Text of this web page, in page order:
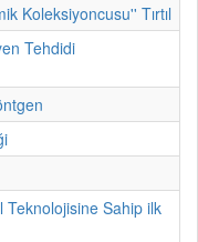
Koleksiyoncusu'' Tırtıl
Tehdidi
Teknolojisine Sahip ilk